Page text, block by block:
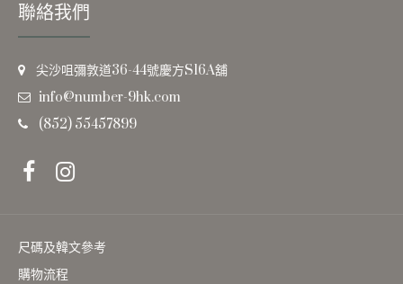
聯絡我們
尖沙咀彌敦道36-44號慶方S16A舖
info@number-9hk.com
(852) 55457899
尺碼及韓文參考
購物流程